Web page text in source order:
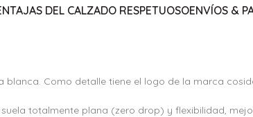
DEL CALZADO RESPETUOSOENVÍOS &
Como detalle tiene el logo de la marca
totalmente plana (zero drop) y flexibilidad,